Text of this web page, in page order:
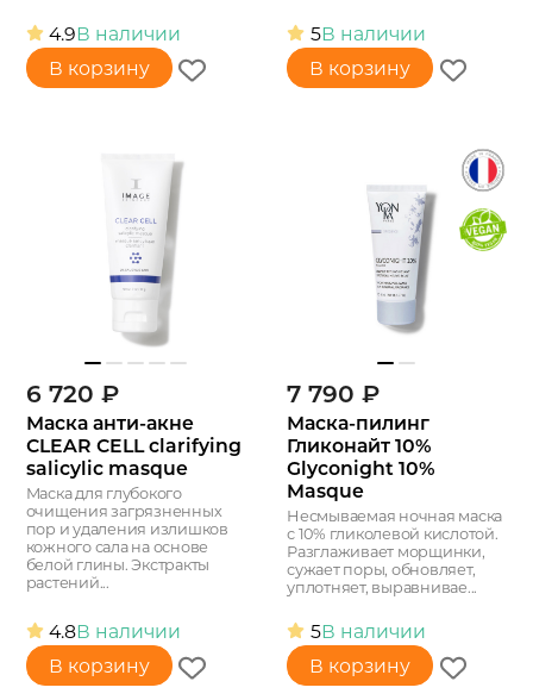
4.9В наличии
В корзину
5В наличии
В корзину
6 720 ₽
Маска анти-акне
CLEAR CELL clarifying
salicylic masque
Маска для глубокого
очищения загрязненных
пор и удаления излишков
кожного сала на основе
белой глины. Экстракты
растений...
4.8В наличии
В корзину
7 790 ₽
Маска-пилинг
Гликонайт 10%
Glyconight 10%
Masque
Несмываемая ночная маска
с 10% гликолевой кислотой.
Разглаживает морщинки,
сужает поры, обновляет,
уплотняет, выравнивае...
5В наличии
В корзину